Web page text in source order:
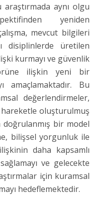
araştırmada aynı olgu
yeniden
mevcut bilgileri
disiplinlerde üretilen
kurmayı ve güvenlik
ilişkin yeni bir
amaçlamaktadır. Bu
değerlendirmeler,
oluşturulmuş
bir model
bilişsel yorgunluk ile
daha kapsamlı
ve gelecekte
için kuramsal
hedeflemektedir.